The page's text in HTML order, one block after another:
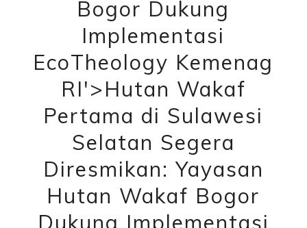
Bogor Dukung
Implementasi
EcoTheology Kemenag
RI'>Hutan Wakaf
Pertama di Sulawesi
Selatan Segera
Diresmikan: Yayasan
Hutan Wakaf Bogor
Dukung Implementasi